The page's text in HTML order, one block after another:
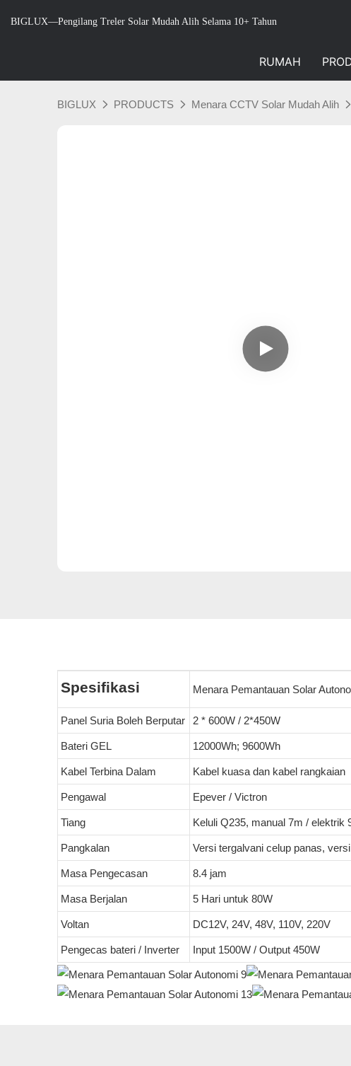
BIGLUX—Pengilang Treler Solar Mudah Alih Selama 10+ Tahun
RUMAH
BIGLUX PRODUCTS Menara CCTV Solar Mudah Alih
Spesifikasi Menara Pemantauan Solar
Panel Suria Boleh Berputar 2 * 600W / 2*450W
Bateri GEL 12000Wh; 9600Wh
Kabel Terbina Dalam Kabel kuasa dan kabel rangkaian
Pengawal Epever / Victron
Tiang Keluli Q235, manual 7m / elektrik
Pangkalan Versi tergalvani celup panas,
Masa Pengecasan 8.4 jam
Masa Berjalan 5 Hari untuk 80W
Voltan DC12V, 24V, 48V, 110V, 220V
Pengecas bateri / Inverter Input 1500W / Output 450W